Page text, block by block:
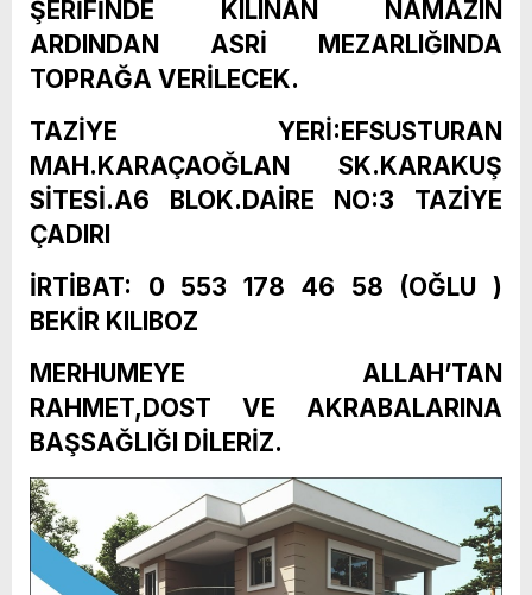
ŞERİFİNDE KILINAN NAMAZIN
ARDINDAN ASRİ MEZARLIĞINDA
TOPRAĞA VERİLECEK.
TAZİYE YERİ:EFSUSTURAN
MAH.KARAÇAOĞLAN SK.KARAKUŞ
SİTESİ.A6 BLOK.DAİRE NO:3 TAZİYE
ÇADIRI
İRTİBAT: 0 553 178 46 58 (OĞLU )
BEKİR KILIBOZ
MERHUMEYE ALLAH’TAN
RAHMET,DOST VE AKRABALARINA
BAŞSAĞLIĞI DİLERİZ.